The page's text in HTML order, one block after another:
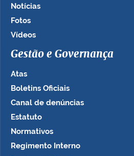
Notícias
Fotos
Vídeos
Gestão e Governança
Atas
Boletins Oficiais
Canal de denúncias
Estatuto
Normativos
Regimento Interno